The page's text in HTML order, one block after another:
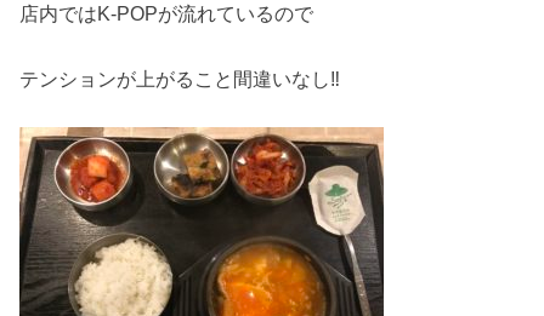
店内ではK-POPが流れているので
テンションが上がること間違いなし‼